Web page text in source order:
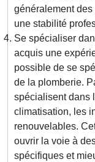
généralement
une stabilité
Se spécialiser
acquis une
possible de se
de la plomberie.
spécialisent dans
climatisation, les
renouvelables.
ouvrir la voie à
spécifiques et